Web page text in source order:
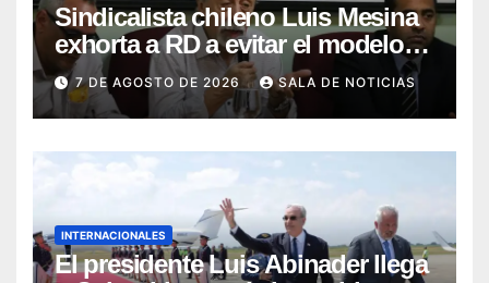
Sindicalista chileno Luis Mesina
exhorta a RD a evitar el modelo
de AFP y apostar por un sistema
solidario
7 DE AGOSTO DE 2026 SALA DE NOTICIAS
INTERNACIONALES
El presidente Luis Abinader llega